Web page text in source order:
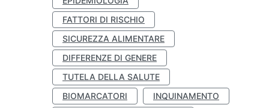
FATTORI DI RISCHIO
SICUREZZA ALIMENTARE
DIFFERENZE DI GENERE
TUTELA DELLA SALUTE
BIOMARCATORI
INQUINAMENTO